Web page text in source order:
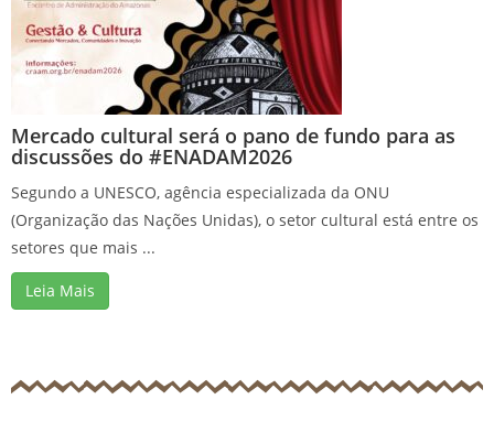
Mercado cultural será o pano de fundo para as
discussões do #ENADAM2026
Segundo a UNESCO, agência especializada da ONU
(Organização das Nações Unidas), o setor cultural está entre os
setores que mais ...
Leia Mais